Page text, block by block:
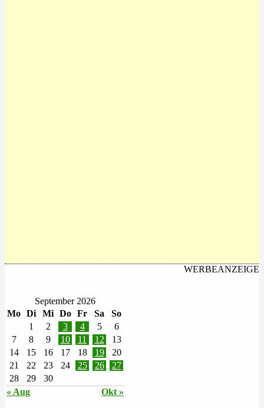
WERBEANZEIGE
September 2026
Mo Di Mi Do Fr Sa So
« Aug Okt »
1 2 3 4 5
6
7
8 9 10 11 12
13
14
15 16 17 18 19
20
21
22 23 24 25 26
27
28
29 30